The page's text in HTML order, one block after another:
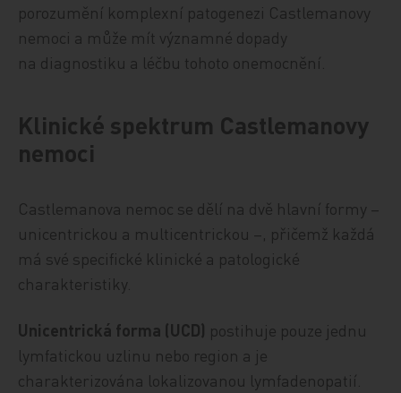
porozumění komplexní patogenezi Castlemanovy
nemoci a může mít významné dopady
na diagnostiku a léčbu tohoto onemocnění.
Klinické spektrum Castlemanovy
nemoci
Castlemanova nemoc se dělí na dvě hlavní formy –
unicentrickou a multicentrickou –, přičemž každá
má své specifické klinické a patologické
charakteristiky.
Unicentrická forma (UCD) postihuje pouze jednu
lymfatickou uzlinu nebo region a je
charakterizována lokalizovanou lymfadenopatií.